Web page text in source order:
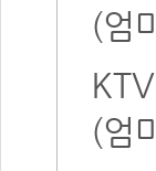
(엄
KTV
(엄